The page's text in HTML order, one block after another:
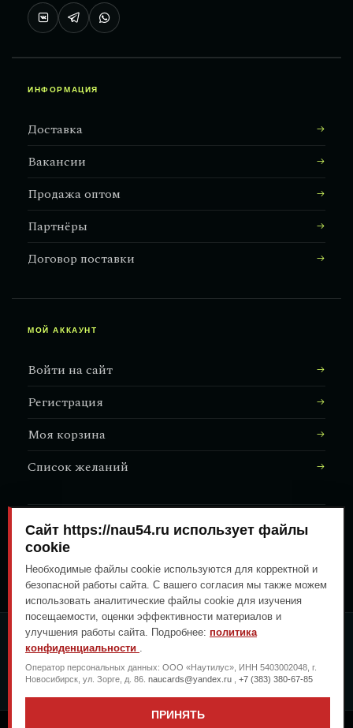
ИНФОРМАЦИЯ
Доставка
Вакансии
Продажа оптом
Партнёры
Договор поставки
МОЙ АККАУНТ
Войти на сайт
Регистрация
Моя корзина
Список желаний
АДРЕС МАГАЗИНА
Залесского, 8/1
ОПЛАТА ЛЮБЫМ УДОБНЫМ
СПОСОБОМ
ГЕНЕРАЛЬНЫЙ ПЕРЕВОЗЧИК
Сайт https://nau54.ru использует файлы
cookie
Необходимые файлы cookie используются для корректной и
безопасной работы сайта. С вашего согласия мы также можем
использовать аналитические файлы cookie для изучения
посещаемости, оценки эффективности материалов и
улучшения работы сайта. Подробнее: политика
конфиденциальности .
Оператор персональных данных: ООО «Наутилус», ИНН 5403002048, г.
Новосибирск, ул. Зорге, д. 86. naucards@yandex.ru +7 (383) 380-67-85
ПРИНЯТЬ